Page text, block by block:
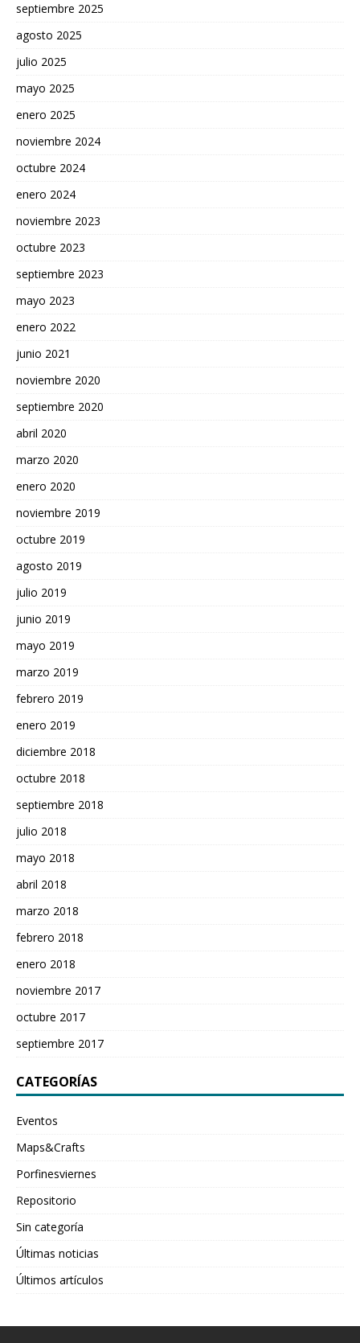
septiembre 2025
agosto 2025
julio 2025
mayo 2025
enero 2025
noviembre 2024
octubre 2024
enero 2024
noviembre 2023
octubre 2023
septiembre 2023
mayo 2023
enero 2022
junio 2021
noviembre 2020
septiembre 2020
abril 2020
marzo 2020
enero 2020
noviembre 2019
octubre 2019
agosto 2019
julio 2019
junio 2019
mayo 2019
marzo 2019
febrero 2019
enero 2019
diciembre 2018
octubre 2018
septiembre 2018
julio 2018
mayo 2018
abril 2018
marzo 2018
febrero 2018
enero 2018
noviembre 2017
octubre 2017
septiembre 2017
CATEGORÍAS
Eventos
Maps&Crafts
Porfinesviernes
Repositorio
Sin categoría
Últimas noticias
Últimos artículos